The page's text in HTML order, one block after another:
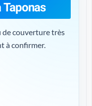
Taponas
de couverture très
à confirmer.